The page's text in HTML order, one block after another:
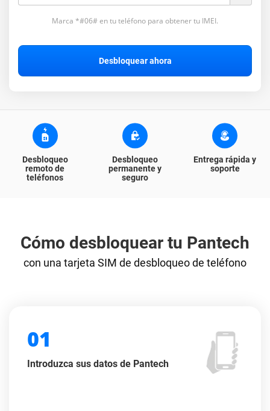
Apoyo
Seguimiento de pedidos
Marca *#06# en tu teléfono para obtener tu IMEI.
Desbloquear ahora
Desbloqueo
remoto de
teléfonos
Desbloqueo
permanente y
seguro
Entrega rápida y
soporte
Cómo desbloquear tu Pantech
con una tarjeta SIM de desbloqueo de teléfono
01
Introduzca sus datos de Pantech